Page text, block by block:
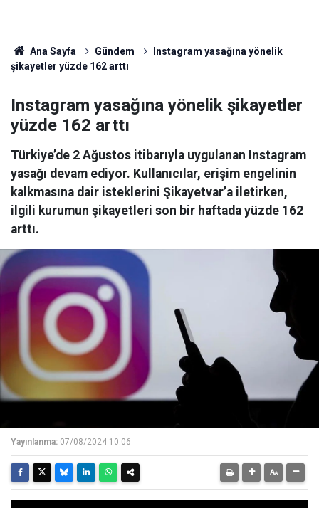
Ana Sayfa Gündem
Instagram yasağına yönelik
şikayetler yüzde 162 arttı
Instagram yasağına yönelik şikayetler
yüzde 162 arttı
Türkiye’de 2 Ağustos itibarıyla uygulanan Instagram
yasağı devam ediyor. Kullanıcılar, erişim engelinin
kalkmasına dair isteklerini Şikayetvar’a iletirken,
ilgili kurumun şikayetleri son bir haftada yüzde 162
arttı.
Yayınlanma: 07/08/2024 10:06